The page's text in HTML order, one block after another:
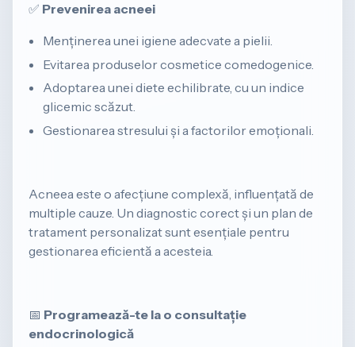
✅ Prevenirea acneei
Menținerea unei igiene adecvate a pielii.
Evitarea produselor cosmetice comedogenice.
Adoptarea unei diete echilibrate, cu un indice
glicemic scăzut.
Gestionarea stresului și a factorilor emoționali.
Acneea este o afecțiune complexă, influențată de
multiple cauze. Un diagnostic corect și un plan de
tratament personalizat sunt esențiale pentru
gestionarea eficientă a acesteia.
📅 Programează-te la o consultație
endocrinologică